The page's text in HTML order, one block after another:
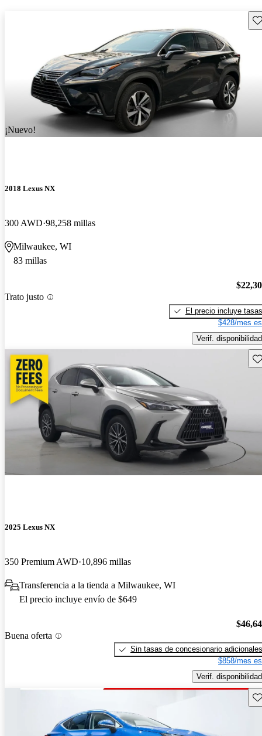
¡Nuevo!
2018 Lexus NX
300 AWD 98,258 millas
Milwaukee, WI
83 millas
Trato justo
El precio incluye tasas
$428/mes
Verif. disponibilidad
2025 Lexus NX
350 Premium AWD 10,896 millas
Transferencia a la tienda a Milwaukee, WI
El precio incluye envío de $649
Buena oferta
Sin tasas de concesionario adicionales
$858/mes
Verif. disponibilidad